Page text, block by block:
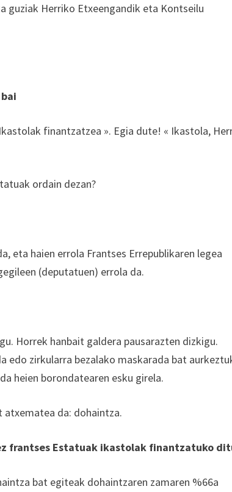
guziak Herriko Etxeengandik eta Kontseilu
finantzatzea ». Egia dute! « Ikastola,
ordain dezan?
eta haien errola Frantses Errepublikaren legea
(deputatuen) errola da.
Horrek hanbait galdera pausarazten dizkigu.
edo zirkularra bezalako maskarada bat
heien borondatearen esku girela.
atxematea da: dohaintza.
frantses Estatuak ikastolak finantzatuko
bat egiteak dohaintzaren zamaren %66a